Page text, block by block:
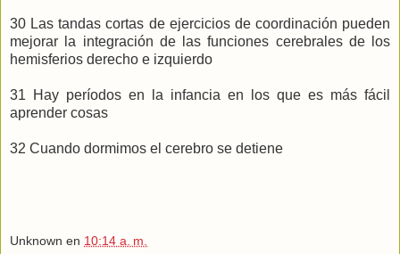
30 Las tandas cortas de ejercicios de coordinación pueden
mejorar la integración de las funciones cerebrales de los
hemisferios derecho e izquierdo
31 Hay períodos en la infancia en los que es más fácil
aprender cosas
32 Cuando dormimos el cerebro se detiene
Unknown en 10:14 a. m.